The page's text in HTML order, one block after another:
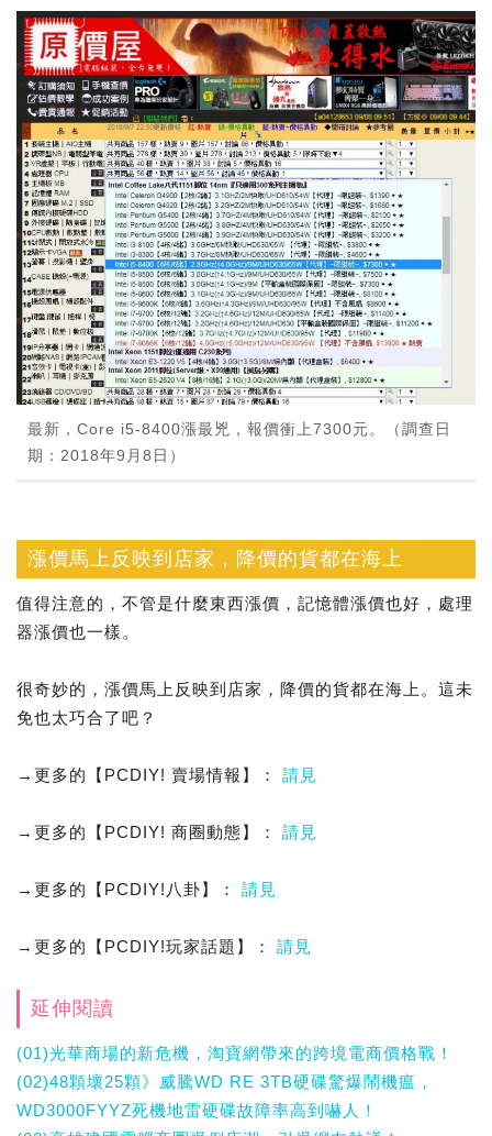
最新，Core i5-8400漲最兇，報價衝上7300元。（調查日
期：2018年9月8日）
漲價馬上反映到店家，降價的貨都在海上
值得注意的，不管是什麼東西漲價，記憶體漲價也好，處理
器漲價也一樣。
很奇妙的，漲價馬上反映到店家，降價的貨都在海上。這未
免也太巧合了吧？
→更多的【PCDIY! 賣場情報】： 請見
→更多的【PCDIY! 商圈動態】： 請見
→更多的【PCDIY!八卦】： 請見
→更多的【PCDIY!玩家話題】： 請見
延伸閱讀
(01)光華商場的新危機，淘寶網帶來的跨境電商價格戰！
(02)48顆壞25顆》威騰WD RE 3TB硬碟驚爆鬧機瘟，
WD3000FYYZ死機地雷硬碟故障率高到嚇人！